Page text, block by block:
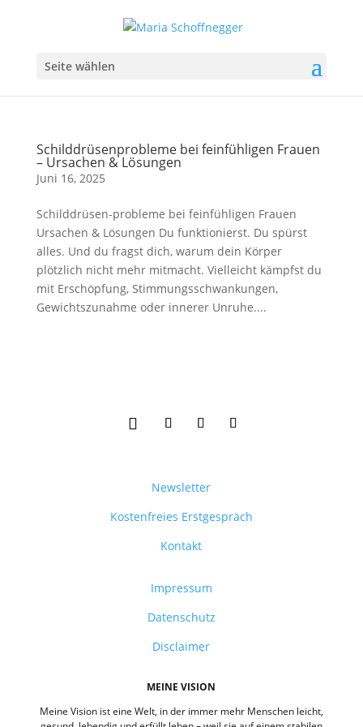
Seite wählen
Schilddrüsenprobleme bei feinfühligen Frauen
– Ursachen & Lösungen
Juni 16, 2025
Schilddrüsen-probleme bei feinfühligen Frauen
Ursachen & Lösungen Du funktionierst. Du spürst
alles. Und du fragst dich, warum dein Körper
plötzlich nicht mehr mitmacht. Vielleicht kämpfst du
mit Erschöpfung, Stimmungsschwankungen,
Gewichtszunahme oder innerer Unruhe....
Newsletter
Kostenfreies Erstgespräch
Kontakt
Impressum
Datenschutz
Disclaimer
MEINE VISION
Meine Vision ist eine Welt, in der immer mehr Menschen leicht,